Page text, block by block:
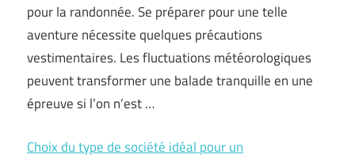
pour la randonnée. Se préparer pour une telle
aventure nécessite quelques précautions
vestimentaires. Les fluctuations météorologiques
peuvent transformer une balade tranquille en une
épreuve si l’on n’est …
Choix du type de société idéal pour un